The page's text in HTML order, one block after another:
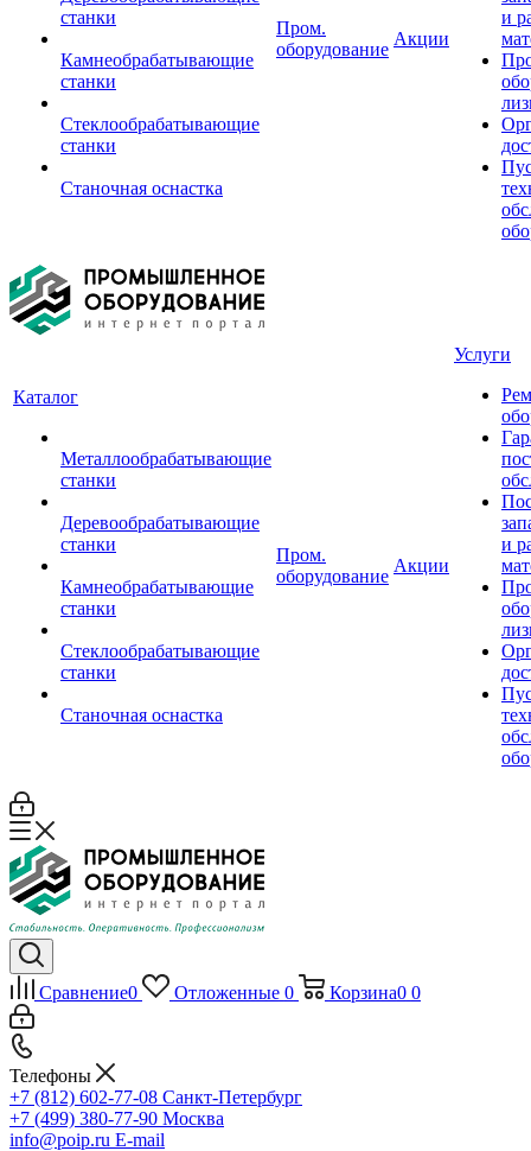
станки
Камнеобрабатывающие
станки
Стеклообрабатывающие
станки
Станочная оснастка
Пром.
оборудование
Акции
и
Каталог
Металлообрабатывающие
станки
Деревообрабатывающие
станки
Камнеобрабатывающие
станки
Стеклообрабатывающие
станки
Станочная оснастка
Пром.
оборудование
Акции
Услуги
и
Сравнение0 Отложенные 0 Корзина0 0
Телефоны
+7 (812) 602-77-08 Санкт-Петербург
+7 (499) 380-77-90 Москва
info@poip.ru E-mail